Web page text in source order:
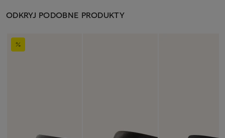
ODKRYJ PODOBNE PRODUKTY